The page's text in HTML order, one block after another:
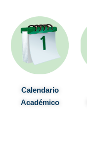
Calendario
Académico